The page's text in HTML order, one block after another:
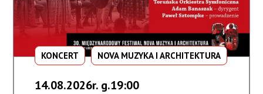
KONCERT NOVA MUZYKA I ARCHITEKTURA
14.08.2026r. g.19:00